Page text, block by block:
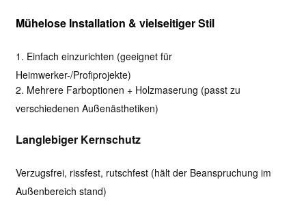
Mühelose Installation & vielseitiger Stil
1. Einfach einzurichten (geeignet für
Heimwerker-/Profiprojekte)
2. Mehrere Farboptionen + Holzmaserung (passt zu
verschiedenen Außenästhetiken)
Langlebiger Kernschutz
Verzugsfrei, rissfest, rutschfest (hält der Beanspruchung im
Außenbereich stand)